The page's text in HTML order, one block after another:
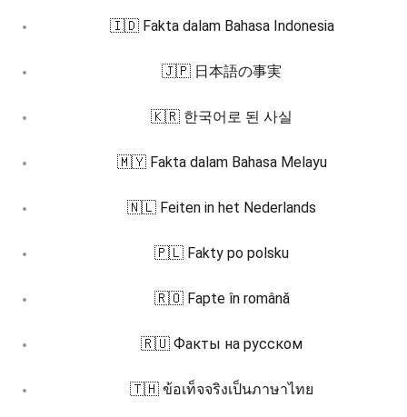
🇮🇩 Fakta dalam Bahasa Indonesia
🇯🇵 日本語の事実
🇰🇷 한국어로 된 사실
🇲🇾 Fakta dalam Bahasa Melayu
🇳🇱 Feiten in het Nederlands
🇵🇱 Fakty po polsku
🇷🇴 Fapte în română
🇷🇺 Факты на русском
🇹🇭 ข้อเท็จจริงเป็นภาษาไทย